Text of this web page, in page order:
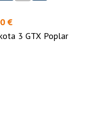
€
3 GTX Poplar